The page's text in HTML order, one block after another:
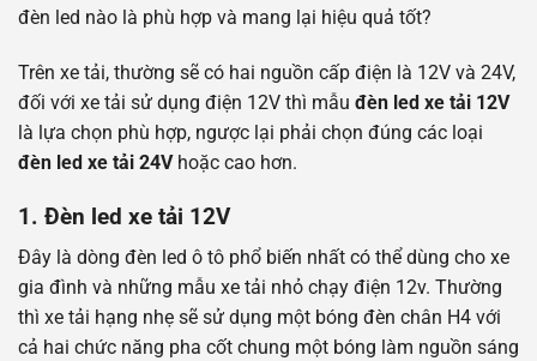
đèn led nào là phù hợp và mang lại hiệu quả tốt?
Trên xe tải, thường sẽ có hai nguồn cấp điện là 12V và 24V,
đối với xe tải sử dụng điện 12V thì mẫu đèn led xe tải 12V
là lựa chọn phù hợp, ngược lại phải chọn đúng các loại
đèn led xe tải 24Vhoặc cao hơn.
1. Đèn led xe tải 12V
Đây là dòng đèn led ô tô phổ biến nhất có thể dùng cho xe
gia đình và những mẫu xe tải nhỏ chạy điện 12v. Thường
thì xe tải hạng nhẹ sẽ sử dụng một bóng đèn chân H4 với
cả hai chức năng pha cốt chung một bóng làm nguồn sáng